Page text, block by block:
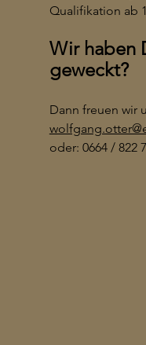
Qualifikation ab
Wir haben
geweckt?
Dann freuen wir
oder: 0664 / 822